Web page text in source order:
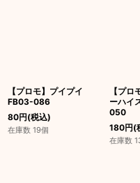
【プロモ】プイプイ
FB03-086
80円(税込)
在庫数 19個
【プ
ーハイ
050
180円(
在庫数